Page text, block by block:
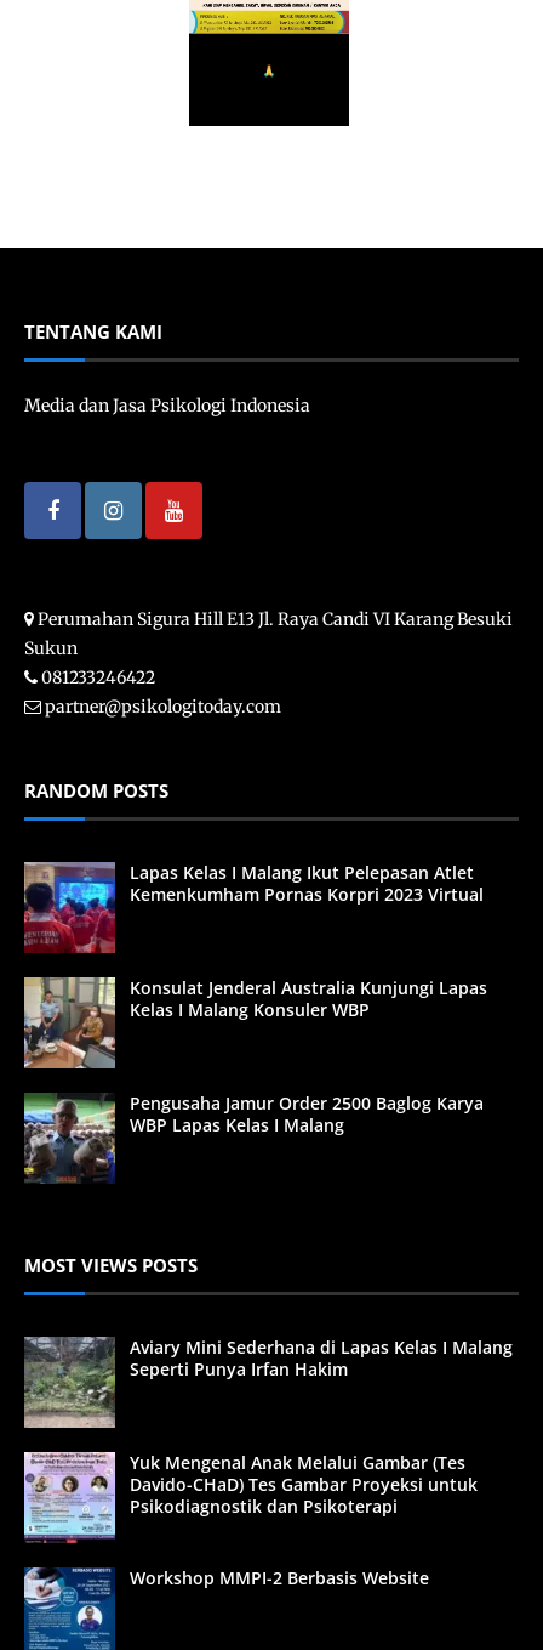
TENTANG KAMI
Media dan Jasa Psikologi Indonesia
Perumahan Sigura Hill E13 Jl. Raya Candi VI Karang Besuki
Sukun
081233246422
partner@psikologitoday.com
RANDOM POSTS
Lapas Kelas I Malang Ikut Pelepasan Atlet
Kemenkumham Pornas Korpri 2023 Virtual
Konsulat Jenderal Australia Kunjungi Lapas
Kelas I Malang Konsuler WBP
Pengusaha Jamur Order 2500 Baglog Karya
WBP Lapas Kelas I Malang
MOST VIEWS POSTS
Aviary Mini Sederhana di Lapas Kelas I Malang
Seperti Punya Irfan Hakim
Yuk Mengenal Anak Melalui Gambar (Tes
Davido-CHaD) Tes Gambar Proyeksi untuk
Psikodiagnostik dan Psikoterapi
Workshop MMPI-2 Berbasis Website